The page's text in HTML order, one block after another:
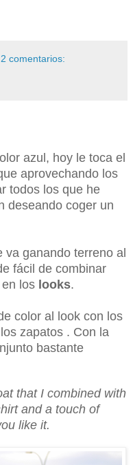
2 comentarios:
azul, hoy le toca el
aprovechando los
todos los que he
deseando coger un
va ganando terreno al
fácil de combinar
los looks.
color al look con los
zapatos . Con la
bastante
that I combined with
and a touch of
like it.